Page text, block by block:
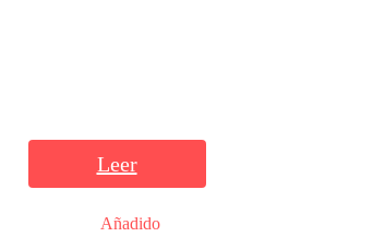
Leer
Añadido